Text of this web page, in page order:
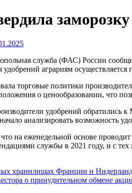
заморозку
удобрений аграриям
торговые политики
о ценообразовании, что
удобрений обратились
анализировать возможность
на еженедельной основе
службы в 2021 году, и с
хранилищах Франции и
о принудительном обмене